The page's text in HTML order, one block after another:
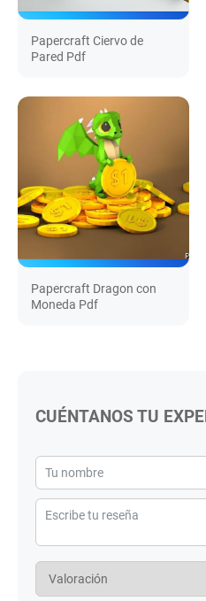
Papercraft Ciervo de
Pared Pdf
Papercraft Dragon con
Moneda Pdf
CUÉNTANOS TU